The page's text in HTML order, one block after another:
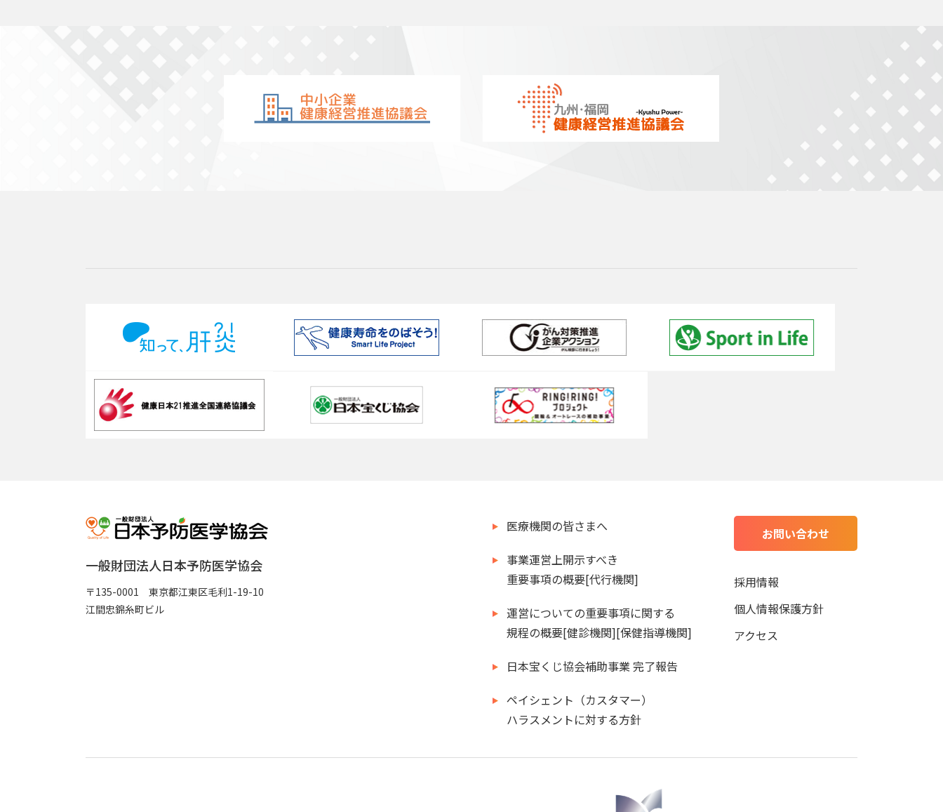
一般財団法人日本予防医学協会
〒135-0001 東京都江東区毛利1-19-10
江間忠錦糸町ビル
医療機関の皆さまへ
事業運営上開示すべき
重要事項の概要[代行機関]
運営についての重要事項に関する
規程の概要[健診機関][保健指導機関]
日本宝くじ協会補助事業 完了報告
ペイシェント（カスタマー）
ハラスメントに対する方針
お問い合わせ
採用情報
個人情報保護方針
アクセス